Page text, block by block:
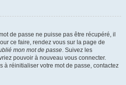
de passe ne puisse pas être récupéré, il
ce faire, rendez vous sur la page de
mon mot de passe. Suivez les
pouvoir à nouveau vous connecter.
à réinitialiser votre mot de passe, contactez